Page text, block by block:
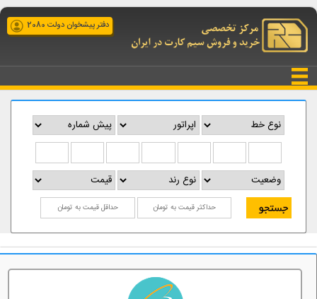
دفتر پیشخوان دولت 2080